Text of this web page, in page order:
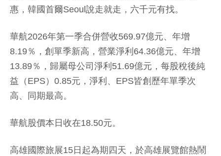
惠，韓國首爾Seoul說走就走，六千元有找。
華航2026年第一季合併營收569.97億元、年增
8.19％，創單季新高，營業淨利64.36億元、年增
13.89％，歸屬母公司淨利51.69億元，每股稅後純
益（EPS）0.85元，淨利、EPS皆創歷年單季次
高、同期最高。
華航股價本日收在18.50元。
高雄國際旅展15日起為期四天，於高雄展覽館熱鬧